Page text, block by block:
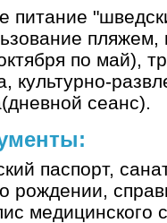
питание
по май),
культурно-
сеанс).
паспорт,
рождении,
медицинского